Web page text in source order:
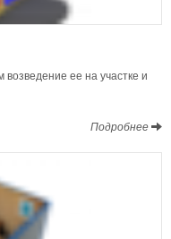
ее на участке и
Подробнее